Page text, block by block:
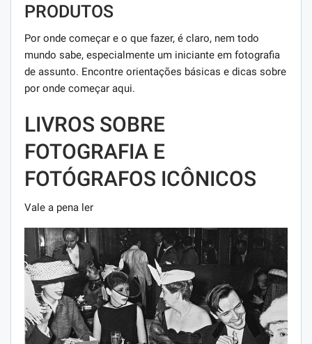
PRODUTOS
Por onde começar e o que fazer, é claro, nem todo
mundo sabe, especialmente um iniciante em fotografia
de assunto. Encontre orientações básicas e dicas sobre
por onde começar aqui.
LIVROS SOBRE
FOTOGRAFIA E
FOTÓGRAFOS ICÔNICOS
Vale a pena ler